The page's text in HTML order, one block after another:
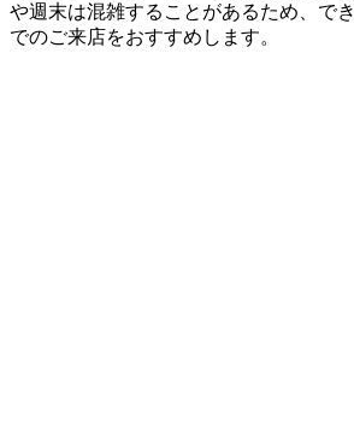
や週末は混雑することがあるため、で
でのご来店をおすすめします。